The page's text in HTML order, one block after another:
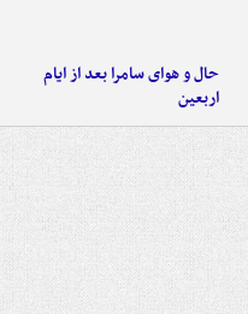
حال و هوای سامرا بعد از ایام
اربعین